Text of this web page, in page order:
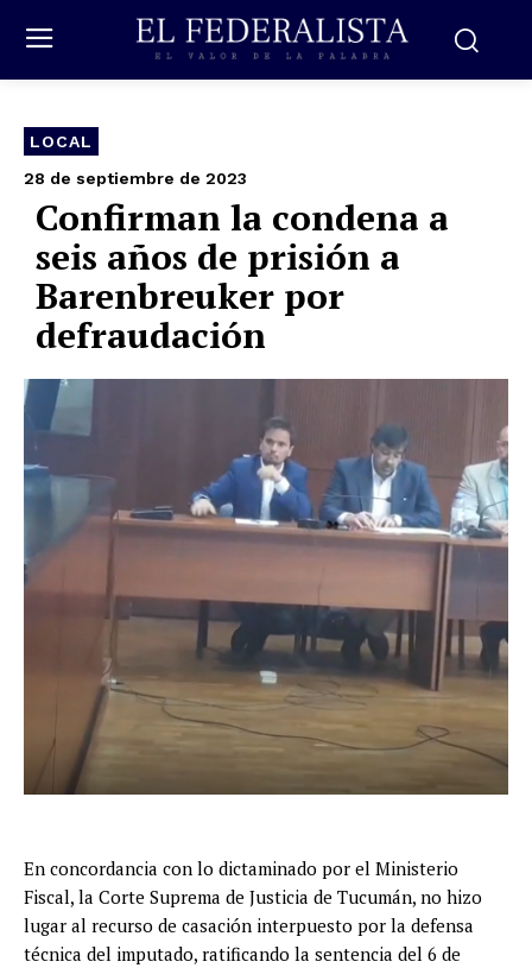
LOCAL
28 de septiembre de 2023
Confirman la condena a
seis años de prisión a
Barenbreuker por
defraudación
En concordancia con lo dictaminado por el Ministerio
Fiscal, la Corte Suprema de Justicia de Tucumán, no hizo
lugar al recurso de casación interpuesto por la defensa
técnica del imputado, ratificando la sentencia del 6 de